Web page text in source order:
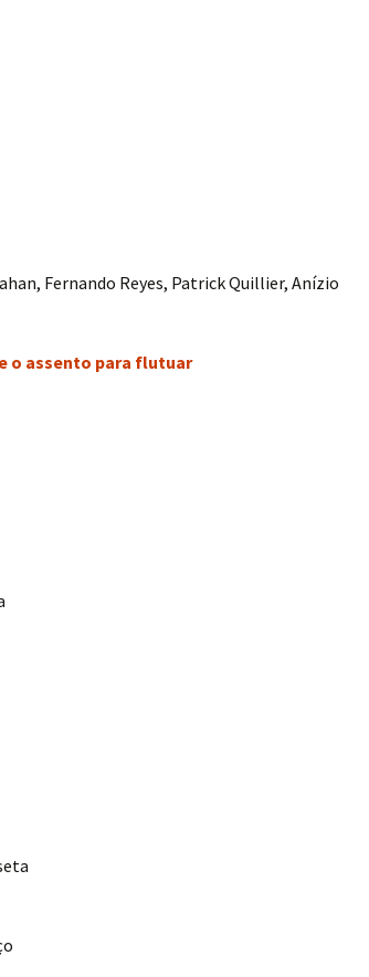
Fernando Reyes, Patrick Quillier, Anízio
o assento para flutuar